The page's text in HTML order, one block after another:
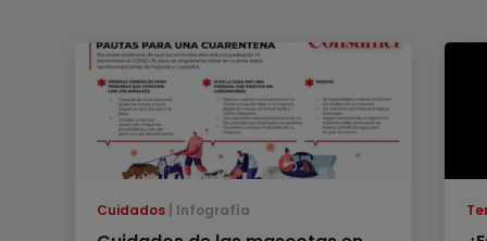
Cuidados Infografía